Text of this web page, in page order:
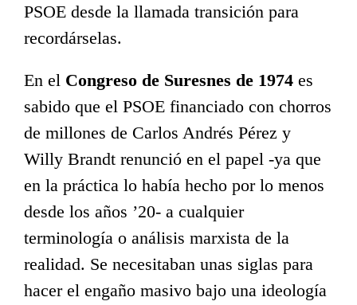
PSOE desde la llamada transición para
recordárselas.
En el Congreso de Suresnes de 1974 es
sabido que el PSOE financiado con chorros
de millones de Carlos Andrés Pérez y
Willy Brandt renunció en el papel -ya que
en la práctica lo había hecho por lo menos
desde los años ’20- a cualquier
terminología o análisis marxista de la
realidad. Se necesitaban unas siglas para
hacer el engaño masivo bajo una ideología